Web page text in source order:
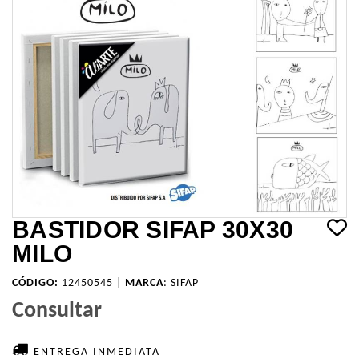
BASTIDOR SIFAP 30X30
MILO
CÓDIGO: 12450545 | MARCA: SIFAP
Consultar
ENTREGA INMEDIATA